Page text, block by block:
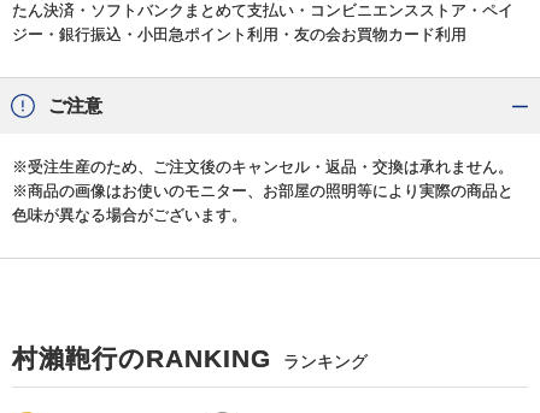
たん決済・ソフトバンクまとめて支払い・コンビニエンスストア・ペイ
ジー・銀行振込・小田急ポイント利用・友の会お買物カード利用
ご注意
※受注生産のため、ご注文後のキャンセル・返品・交換は承れません。
※商品の画像はお使いのモニター、お部屋の照明等により実際の商品と
色味が異なる場合がございます。
村瀨鞄行のRANKING ランキング